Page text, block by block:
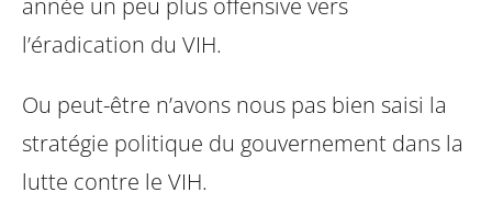
l’éradication du VIH.
Ou peut-être n’avons nous pas bien saisi la
stratégie politique du gouvernement dans la
lutte contre le VIH.